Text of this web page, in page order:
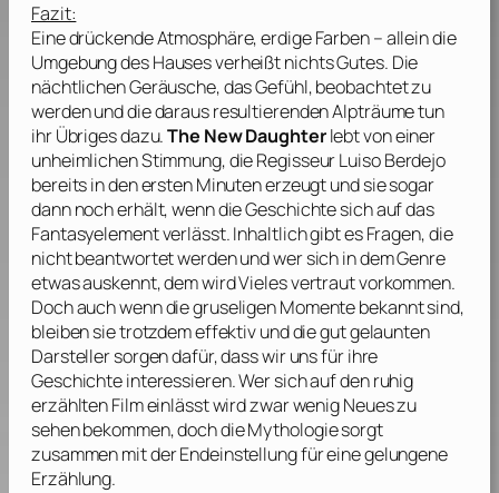
Fazit:
Eine drückende Atmosphäre, erdige Farben – allein die
Umgebung des Hauses verheißt nichts Gutes. Die
nächtlichen Geräusche, das Gefühl, beobachtet zu
werden und die daraus resultierenden Alpträume tun
ihr Übriges dazu.The New Daughterlebt von einer
unheimlichen Stimmung, die RegisseurLuiso Berdejo
bereits in den ersten Minuten erzeugt und sie sogar
dann noch erhält, wenn die Geschichte sich auf das
Fantasyelement verlässt. Inhaltlich gibt es Fragen, die
nicht beantwortet werden und wer sich in dem Genre
etwas auskennt, dem wird Vieles vertraut vorkommen.
Doch auch wenn die gruseligen Momente bekannt sind,
bleiben sie trotzdem effektiv und die gut gelaunten
Darsteller sorgen dafür, dass wir uns für ihre
Geschichte interessieren. Wer sich auf den ruhig
erzählten Film einlässt wird zwar wenig Neues zu
sehen bekommen, doch die Mythologie sorgt
zusammen mit der Endeinstellung für eine gelungene
Erzählung.